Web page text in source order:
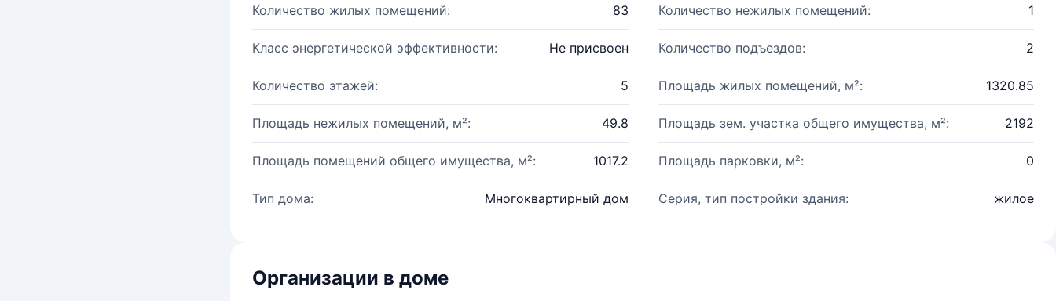
Количество жилых помещений: 83 Количество нежилых помещений: 1
Класс энергетической эффективности: Не присвоен Количество подъездов: 2
Количество этажей: 5 Площадь жилых помещений, м²: 1320.85
Площадь нежилых помещений, м²: 49.8 Площадь зем. участка общего имущества, м²: 2192
Площадь помещений общего имущества, м²: 1017.2 Площадь парковки, м²: 0
Тип дома: Многоквартирный дом Серия, тип постройки здания: жилое
Организации в доме